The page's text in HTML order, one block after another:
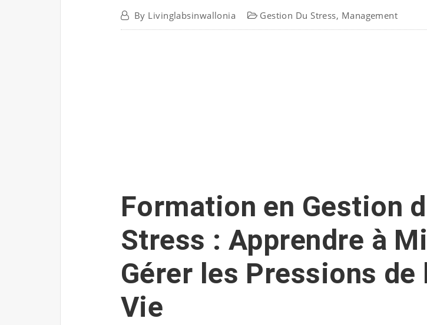
By Livinglabsinwallonia Gestion Du Stress, Management
Formation en Gestion
Stress : Apprendre à
Gérer les Pressions de
Vie